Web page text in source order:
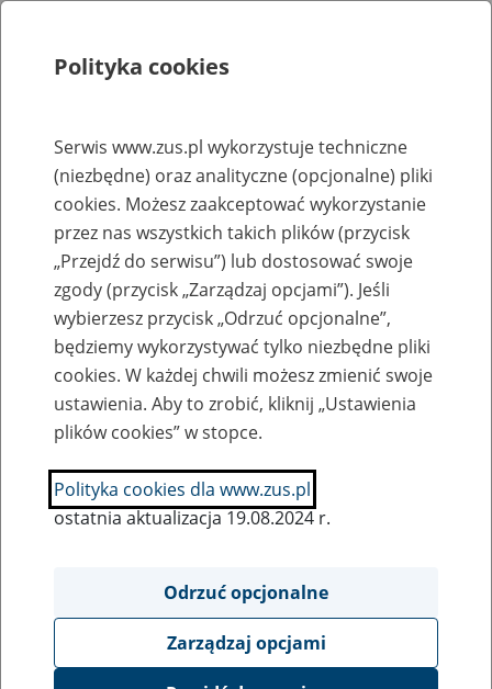
Rejestry, ewidencje i archiwa
Baza zlikwidowanych lub
przekształconych zakładów pracy
Nazwa zakładu pracy:
SZUKAJ
Ukryj wszystkie pozycje bazy
Polityka cookies
Serwis www.zus.pl wykorzystuje techniczne
(niezbędne) oraz analityczne (opcjonalne) pliki
cookies. Możesz zaakceptować wykorzystanie
przez nas wszystkich takich plików (przycisk
„Przejdź do serwisu”) lub dostosować swoje
zgody (przycisk „Zarządzaj opcjami”). Jeśli
wybierzesz przycisk „Odrzuć opcjonalne”,
będziemy wykorzystywać tylko niezbędne pliki
cookies. W każdej chwili możesz zmienić swoje
ustawienia. Aby to zrobić, kliknij „Ustawienia
plików cookies” w stopce.
Polityka cookies dla www.zus.pl
ostatnia aktualizacja 19.08.2024 r.
Odrzuć opcjonalne
Zarządzaj opcjami